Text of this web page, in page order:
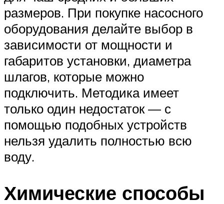
размеров. При покупке насосного
оборудования делайте выбор в
зависимости от мощности и
габаритов установки, диаметра
шлагов, которые можно
подключить. Методика имеет
только один недостаток — с
помощью подобных устройств
нельзя удалить полностью всю
воду.
Химические способы